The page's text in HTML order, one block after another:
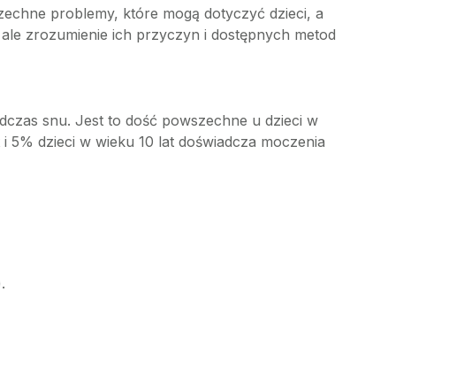
problemy, które mogą dotyczyć dzieci, a
zrozumienie ich przyczyn i dostępnych metod
snu. Jest to dość powszechne u dzieci w
dzieci w wieku 10 lat doświadcza moczenia